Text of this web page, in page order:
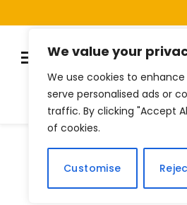
We value your
We use cookies to
serve personalised ads or
traffic. By clicking "Accept
of cookies.
Customise
BROWSING: